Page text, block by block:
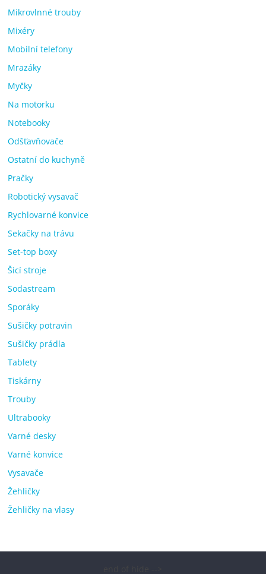
Mikrovlnné trouby
Mixéry
Mobilní telefony
Mrazáky
Myčky
Na motorku
Notebooky
Odšťavňovače
Ostatní do kuchyně
Pračky
Robotický vysavač
Rychlovarné konvice
Sekačky na trávu
Set-top boxy
Šicí stroje
Sodastream
Sporáky
Sušičky potravin
Sušičky prádla
Tablety
Tiskárny
Trouby
Ultrabooky
Varné desky
Varné konvice
Vysavače
Žehličky
Žehličky na vlasy